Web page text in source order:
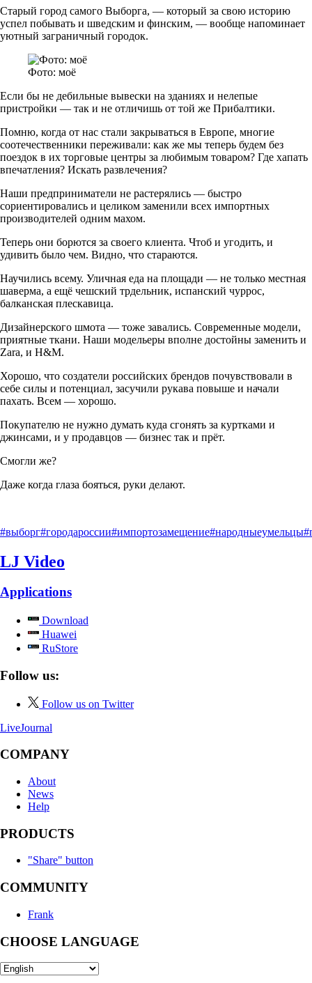
Старый город самого Выборга, — который за свою историю
успел побывать и шведским и финским, — вообще напоминает
уютный заграничный городок.
Фото: моё
Если бы не дебильные вывески на зданиях и нелепые
пристройки — так и не отличишь от той же Прибалтики.
Помню, когда от нас стали закрываться в Европе, многие
соотечественники переживали: как же мы теперь будем без
поездок в их торговые центры за любимым товаром? Где хапать
впечатления? Искать развлечения?
Наши предприниматели не растерялись — быстро
сориентировались и целиком заменили всех импортных
производителей одним махом.
Теперь они борются за своего клиента. Чтоб и угодить, и
удивить было чем. Видно, что стараются.
Научились всему. Уличная еда на площади — не только местная
шаверма, а ещё чешский трдельник, испанский чуррос,
балканская плескавица.
Дизайнерского шмота — тоже завались. Современные модели,
приятные ткани. Наши модельеры вполне достойны заменить и
Zara, и H&M.
Хорошо, что создатели российских брендов почувствовали в
себе силы и потенциал, засучили рукава повыше и начали
пахать. Всем — хорошо.
Покупателю не нужно думать куда сгонять за куртками и
джинсами, и у продавцов — бизнес так и прёт.
Смогли же?
Даже когда глаза бояться, руки делают.
#выборг#городароссии#импортозамещение#народныеумельцы
LJ Video
Applications
Download
Huawei
RuStore
Follow us:
Follow us on Twitter
LiveJournal
COMPANY
About
News
Help
PRODUCTS
"Share" button
COMMUNITY
Frank
CHOOSE LANGUAGE